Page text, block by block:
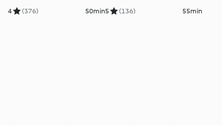
4 (376) 50min5 (136) 55min